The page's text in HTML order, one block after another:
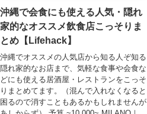
沖縄で会食にも使える人気・隠れ
家的なオススメ飲食店こっそりま
とめ【Lifehack】
沖縄でオススメの人気店から知る人ぞ知る
隠れ家的なお店まで、気軽な食事や会食な
どにも使える居酒屋・レストランをこっそ
りまとめてます。（混んで入れなくなると
困るので消すこともあるかもしれませんが